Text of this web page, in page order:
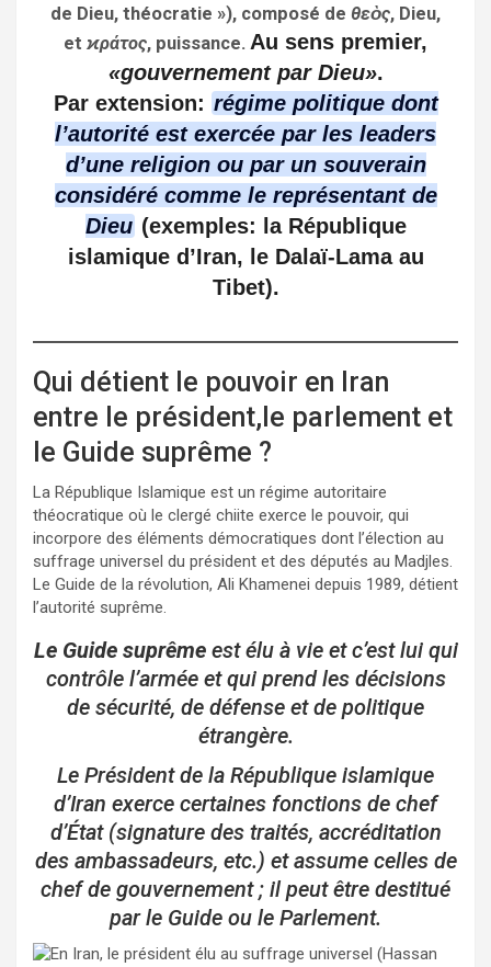
de Dieu, théocratie »), composé de θεὸς, Dieu,
et ϰράτος, puissance. Au sens premier,
«gouvernement par Dieu».
Par extension: régime politique dont
l’autorité est exercée par les leaders
d’une religion ou par un souverain
considéré comme le représentant de
Dieu (exemples: la République
islamique d’Iran, le Dalaï-Lama au
Tibet).
Qui détient le pouvoir en Iran
entre le président,le parlement et
le Guide suprême ?
La République Islamique est un régime autoritaire
théocratique où le clergé chiite exerce le pouvoir, qui
incorpore des éléments démocratiques dont l’élection au
suffrage universel du président et des députés au Madjles.
Le Guide de la révolution, Ali Khamenei depuis 1989, détient
l’autorité suprême.
Le Guide suprêmeest élu à vie et c’est lui qui
contrôle l’armée et qui prend les décisions
de sécurité, de défense et de politique
étrangère.
Le Président de la République islamique
d’Iran exerce certaines fonctions de chef
d’État (signature des traités, accréditation
des ambassadeurs, etc.) et assume celles de
chef de gouvernement ; il peut être destitué
par le Guide ou le Parlement.